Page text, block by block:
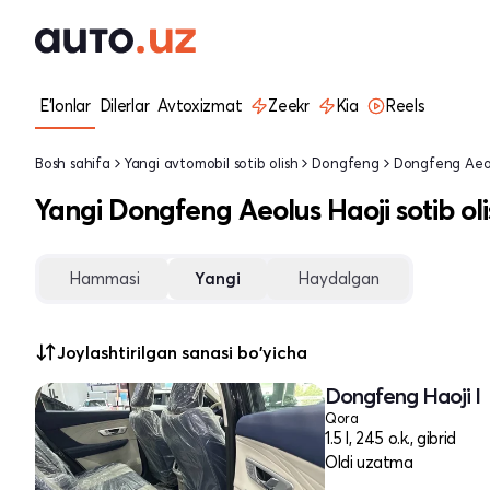
E'lonlar Dilerlar Avtoxizmat Zeekr Kia Reels
Bosh sahifa Yangi avtomobil sotib olish Dongfeng Dongfeng
Yangi Dongfeng Aeolus Haoji sotib
Hammasi Yangi Haydalgan
Joylashtirilgan sanasi bo'yicha
Dongfeng Haoji I
Qora
1.5 l, 245 o.k., gibrid
Oldi uzatma